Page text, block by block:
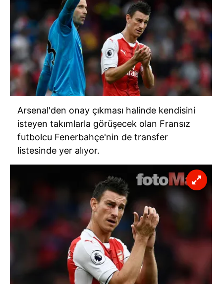
Arsenal'den onay çıkması halinde kendisini
isteyen takımlarla görüşecek olan Fransız
futbolcu Fenerbahçe'nin de transfer
listesinde yer alıyor.